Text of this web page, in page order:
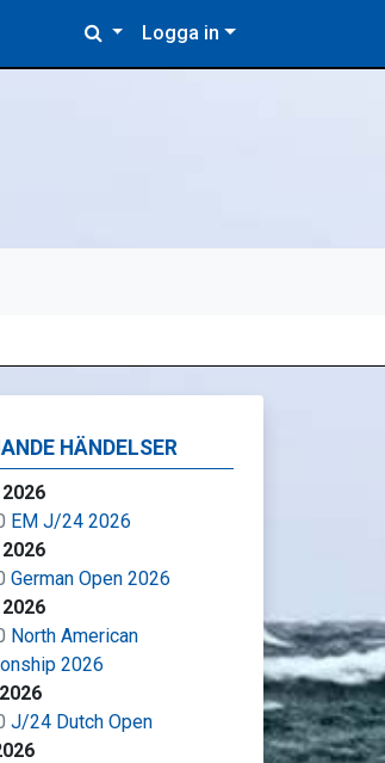
Logga in
HÄNDELSER
EM J/24 2026
German Open 2026
North American
2026
J/24 Dutch Open